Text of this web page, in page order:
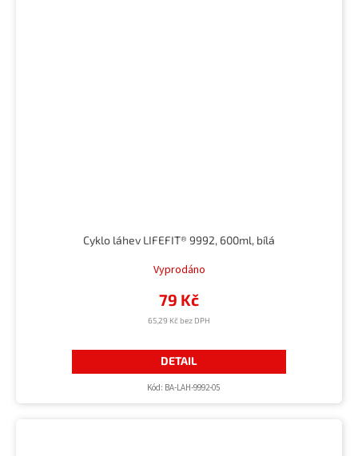
Cyklo láhev LIFEFIT® 9992, 600ml, bílá
Vyprodáno
65,29 Kč bez DPH
79 Kč
DETAIL
Kód: BA-LAH-9992-05